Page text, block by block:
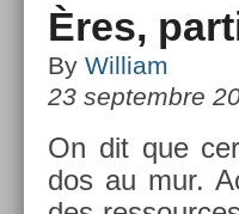
Ères,
By William
23 septembre
On dit que
dos au mur.